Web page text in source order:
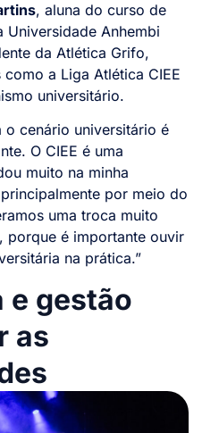
, aluna do curso de
Universidade Anhembi
da Atlética Grifo,
a Liga Atlética CIEE
universitário.
o cenário universitário é
O CIEE é uma
muito na minha
por meio do
uma troca muito
porque é importante ouvir
na prática.”
e gestão
as